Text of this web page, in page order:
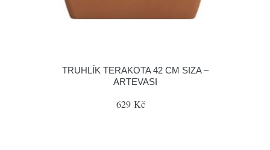
TRUHLÍK TERAKOTA 42 CM SIZA –
ARTEVASI
629 Kč